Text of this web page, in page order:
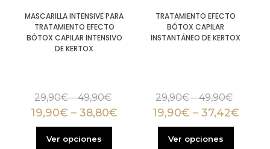
MASCARILLA INTENSIVE PARA
TRATAMIENTO EFECTO
BÓTOX CAPILAR INTENSIVO
DE KERTOX
29,90€–49,90€
19,90€ –38,80€
Ver opciones
TRATAMIENTO EFECTO
BÓTOX CAPILAR
INSTANTÁNEO DE KERTOX
29,90€–49,90€
19,90€ – 37,42€
Ver opciones